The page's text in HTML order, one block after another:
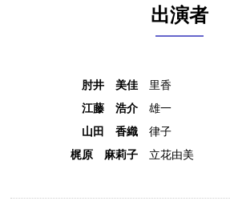
出演者
肘井 美佳
里香
江藤 浩介
雄一
山田 香織
律子
梶原 麻莉子
立花由美